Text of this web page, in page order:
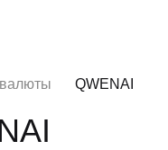
QWENAI